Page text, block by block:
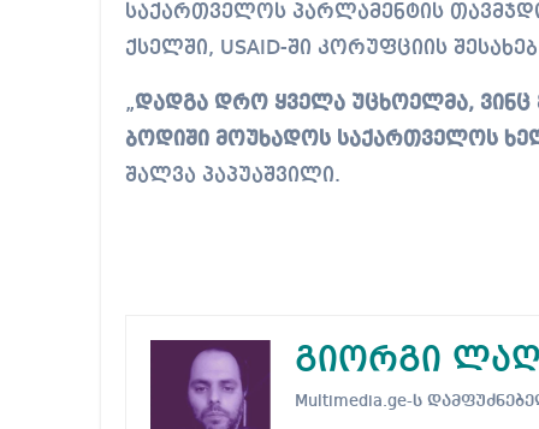
საქართველოს პარლამენტის თავმჯდომარე, შალვა პაპუაშვილი სოციალურ
ქსელში, USAID-ში კორუფციის
„დადგა დრო ყველა უცხოელმა, ვინც
ბოდიში მოუხადოს საქართველოს
შალვა პაპუაშვილი.
გიორგი
Multimedia.ge-ს